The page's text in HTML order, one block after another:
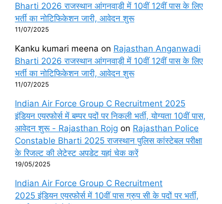
Bharti 2026 राजस्थान आंगनवाड़ी में 10वीं 12वीं पास के लिए
भर्ती का नोटिफिकेशन जारी, आवेदन शुरू
11/07/2025
Kanku kumari meena on Rajasthan Anganwadi
Bharti 2026 राजस्थान आंगनवाड़ी में 10वीं 12वीं पास के लिए
भर्ती का नोटिफिकेशन जारी, आवेदन शुरू
11/07/2025
Indian Air Force Group C Recruitment 2025
इंडियन एयरफोर्स में बम्पर पदों पर निकली भर्ती, योग्यता 10वीं पास,
आवेदन शुरू - Rajasthan Rojg on Rajasthan Police
Constable Bharti 2025 राजस्थान पुलिस कांस्टेबल परीक्षा
के रिजल्ट की लेटेस्ट अपडेट यहां चेक करें
19/05/2025
Indian Air Force Group C Recruitment
2025 इंडियन एयरफोर्स में 10वीं पास ग्रुप सी के पदों पर भर्ती,